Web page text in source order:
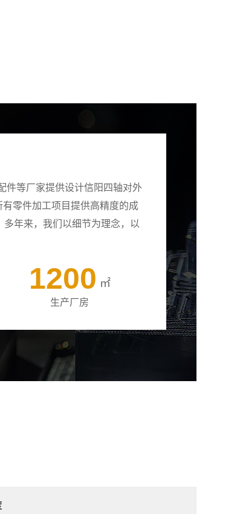
件等厂家提供设计信阳四轴对外
零件加工项目提供高精度的成
年来，我们以细节为理念，以
1200 ㎡
生产厂房